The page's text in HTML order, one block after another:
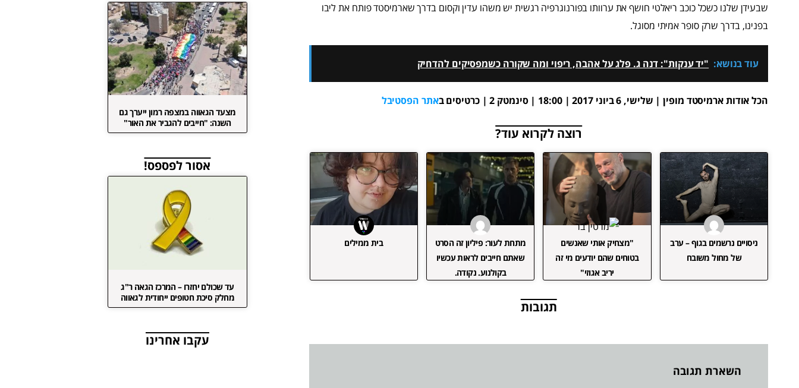
שבעידן שלנו כשכל כוכב ריאלטי חושף את ערוותו בפורנוגרפיה רגשית יש משהו עדין וקסום בדרך שארמיסטד פותח את ליבו
בפנינו, בדרך שרק סופר אמיתי מסוגל.
עוד בנושא: "יד ענקות": דנה ג. פלג על אהבה, ריפוי ומה שקורה כשמפסיקים להדחיק
הכל אודות ארמיסטד מופין | שלישי, 6 ביוני 2017 | 18:00 | סינמטק 2 | כרטיסים ב אתר הפסטיבל
רוצה לקרוא עוד?
ניסויים נרשמים בגוף – ערב
של מחול משובח
"מצחיק אותי שאנשים
בטוחים שהם יודעים מי זה
יריב אגוזי"
מתחת לעור: פיליון זה הסרט
שאתם חייבים לראות עכשיו
בקולנוע. נקודה.
בית ממילים
תגובות
השארת תגובה
מצעד הגאווה במצפה רמון ייערך גם
השנה: "חייבים להגביר את האור"
אסור לפספס!
עד שכולם יחזרו – המרכז הגאה ר"ג
מחלק סיכת חטופים ייחודית לגאווה
עקבו אחרינו